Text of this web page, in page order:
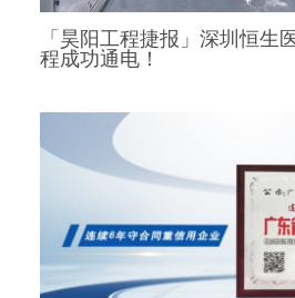
「昊阳工程捷报」深圳恒生
程成功通电！